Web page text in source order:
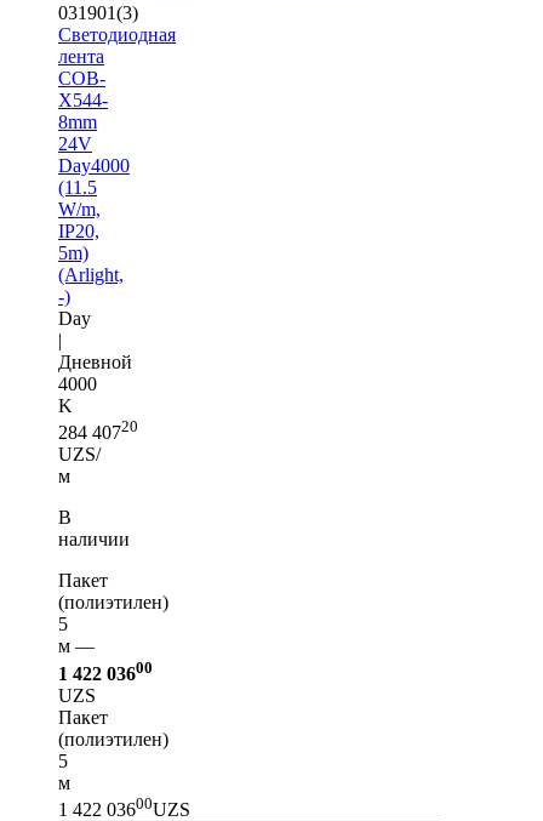
031901(3)
Светодиодная
лента
COB-
X544-
8mm
24V
Day4000
(11.5
W/m,
IP20,
5m)
(Arlight,
-)
Day
|
Дневной
4000
K
284 40720
UZS/
м
В
наличии
Пакет
(полиэтилен)
5
м —
1 422 03600
UZS
Пакет
(полиэтилен)
5
м
1 422 03600UZS